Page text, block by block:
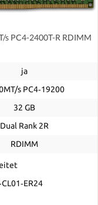
s PC4-2400T-R RDIMM
ja
s PC4‑19200
32 GB
Dual Rank 2R
RDIMM